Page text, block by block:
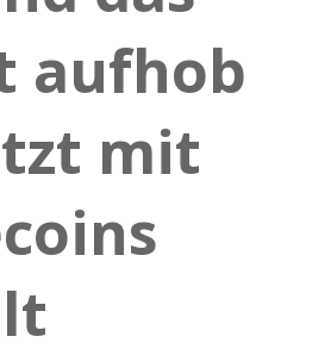
aufhob
mit